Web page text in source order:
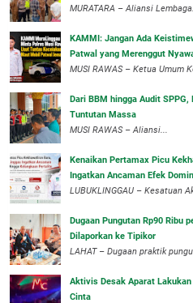
‎MURATARA – Aliansi
‎KAMMI: Jangan Ada
Patwal yang Merenggut
‎MUSI RAWAS – Ketua Umum
Dari BBM hingga Audit
Tuntutan Massa
MUSI RAWAS – Aliansi...
‎Kenaikan Pertamax Picu
Ingatkan Ancaman Efek
‎LUBUKLINGGAU – Kesatuan
Dugaan Pungutan Rp90 Ribu
Dilaporkan ke Tipikor
LAHAT – Dugaan praktik
Aktivis Desak Aparat
Cinta